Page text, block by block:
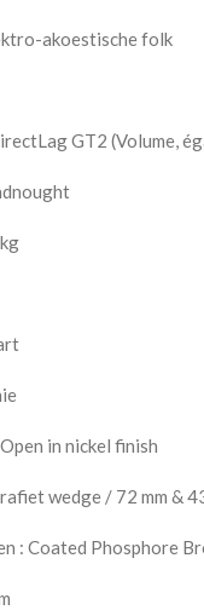
akoestische folk
GT2 (Volume,
in nickel finish
wedge / 72 mm &
: Coated Phosphore